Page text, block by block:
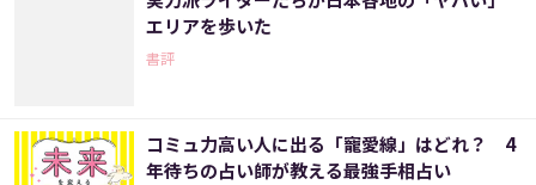
エリアを歩いた
書評
コミュ力高い人に出る「寵愛線」はどれ？ 4
年待ちの占い師が教える最強手相占い